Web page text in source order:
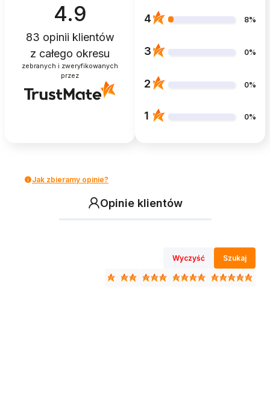
4.9
83 opinii klientów
z całego okresu
zebranych i zweryfikowanych
przez
4 8%
3 0%
2 0%
1 0%
Jak zbieramy opinie?
Opinie klientów
Wyczyść Szukaj